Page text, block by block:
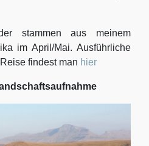
stammen aus meinem
im April/Mai. Ausführliche
findest man hier